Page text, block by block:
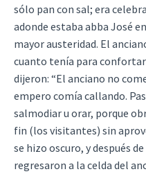
sólo pan con sal; era
adonde estaba abba José
mayor austeridad. El
cuanto tenía para
dijeron: “El anciano no
empero comía callando.
salmodiar u orar, porque
fin (los visitantes) sin
se hizo oscuro, y después
regresaron a la celda del